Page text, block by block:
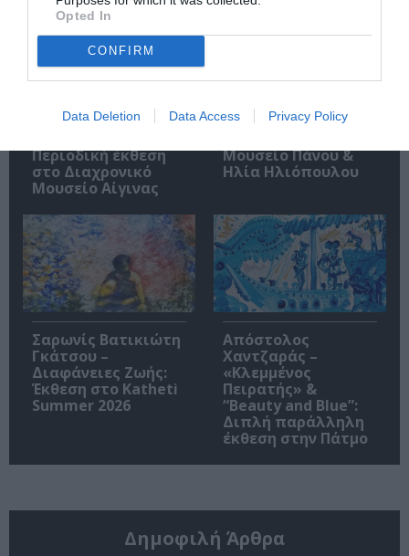
Opted In
CONFIRM
Data Deletion Data Access Privacy Policy
Βουνά και Ποτάμια:
Πνευματική
Περιοδική έκθεση
στο Διαχρονικό
Μουσείο Αίγινας
τον φακό του
Νικόλαου Τομπάζη:
Μουσείο Πάνου &
Ηλία Ηλιόπουλου
Σαρωνίς Βατικιώτη
Γκάτσου –
Διαφάνειες Ζωής:
Έκθεση στο Katheti
Summer 2026
Απόστολος
Χαντζαράς –
«Κλεμμένος
Πειρατής» &
“Beauty and Blue”:
Διπλή παράλληλη
έκθεση στην Πάτμο
Δημοφιλή Άρθρα